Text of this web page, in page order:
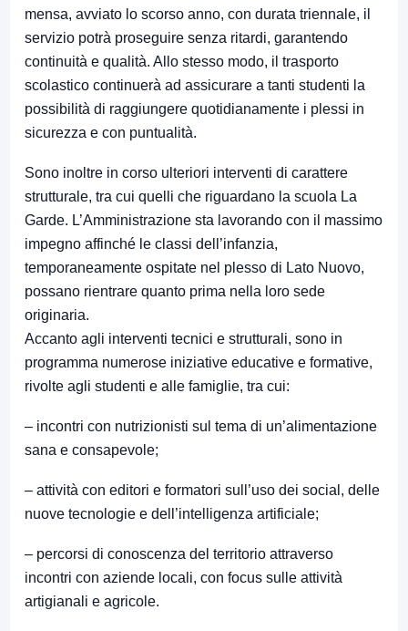
mensa, avviato lo scorso anno, con durata triennale, il
servizio potrà proseguire senza ritardi, garantendo
continuità e qualità. Allo stesso modo, il trasporto
scolastico continuerà ad assicurare a tanti studenti la
possibilità di raggiungere quotidianamente i plessi in
sicurezza e con puntualità.
Sono inoltre in corso ulteriori interventi di carattere
strutturale, tra cui quelli che riguardano la scuola La
Garde. L’Amministrazione sta lavorando con il massimo
impegno affinché le classi dell’infanzia,
temporaneamente ospitate nel plesso di Lato Nuovo,
possano rientrare quanto prima nella loro sede
originaria.
Accanto agli interventi tecnici e strutturali, sono in
programma numerose iniziative educative e formative,
rivolte agli studenti e alle famiglie, tra cui:
– incontri con nutrizionisti sul tema di un’alimentazione
sana e consapevole;
– attività con editori e formatori sull’uso dei social, delle
nuove tecnologie e dell’intelligenza artificiale;
– percorsi di conoscenza del territorio attraverso
incontri con aziende locali, con focus sulle attività
artigianali e agricole.